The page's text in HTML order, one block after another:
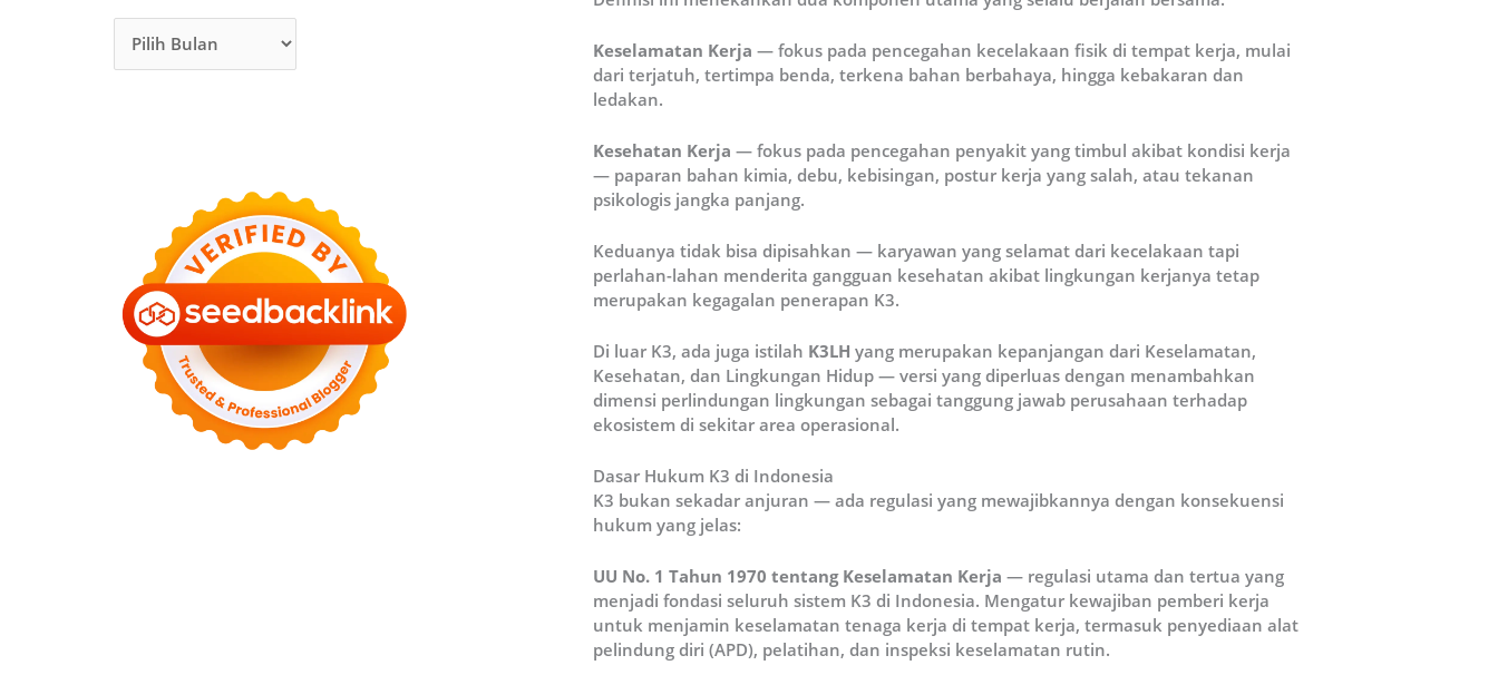
Keselamatan Kerja — fokus pada pencegahan kecelakaan fisik di tempat kerja, mulai
dari terjatuh, tertimpa benda, terkena bahan berbahaya, hingga kebakaran dan
ledakan.
Kesehatan Kerja — fokus pada pencegahan penyakit yang timbul akibat kondisi kerja
— paparan bahan kimia, debu, kebisingan, postur kerja yang salah, atau tekanan
psikologis jangka panjang.
Keduanya tidak bisa dipisahkan — karyawan yang selamat dari kecelakaan tapi
perlahan-lahan menderita gangguan kesehatan akibat lingkungan kerjanya tetap
merupakan kegagalan penerapan K3.
Di luar K3, ada juga istilah K3LH yang merupakan kepanjangan dari Keselamatan,
Kesehatan, dan Lingkungan Hidup — versi yang diperluas dengan menambahkan
dimensi perlindungan lingkungan sebagai tanggung jawab perusahaan terhadap
ekosistem di sekitar area operasional.
Dasar Hukum K3 di Indonesia
K3 bukan sekadar anjuran — ada regulasi yang mewajibkannya dengan konsekuensi
hukum yang jelas:
UU No. 1 Tahun 1970 tentang Keselamatan Kerja — regulasi utama dan tertua yang
menjadi fondasi seluruh sistem K3 di Indonesia. Mengatur kewajiban pemberi kerja
untuk menjamin keselamatan tenaga kerja di tempat kerja, termasuk penyediaan alat
pelindung diri (APD), pelatihan, dan inspeksi keselamatan rutin.